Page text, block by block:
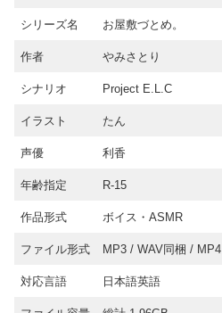
シリーズ名 お屋敷づとめ。
作者 やみさとり
シナリオ Project E.L.C
イラスト たん
声優 利香
年齢指定 R-15
作品形式 ボイス・ASMR
ファイル形式 MP3 / WAV同梱 / MP4
対応言語 日本語英語